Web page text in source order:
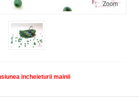
Zoom
incheieturii mainii